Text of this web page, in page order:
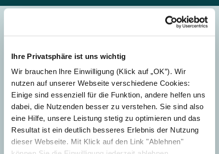
Ihre Privatsphäre ist uns wichtig
Wir brauchen Ihre Einwilligung (Klick auf „OK”). Wir
nutzen auf unserer Webseite verschiedene Cookies:
Einige sind essenziell für die Funktion, andere helfen uns
dabei, die Nutzenden besser zu verstehen. Sie sind also
eine Hilfe, unsere Leistung stetig zu optimieren und das
Resultat ist ein deutlich besseres Erlebnis der Nutzung
dieser Webseite. Mit Klick auf den Link "Ablehnen"
Wählen Sie die passende Option, um direkt zu
dem Supportbereich zu gelangen, der für Ihre
Anfrage zuständig ist.